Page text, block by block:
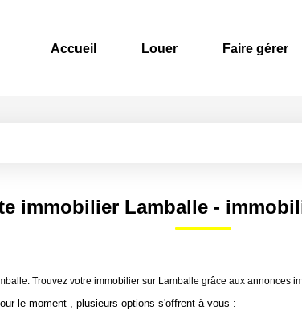
Accueil Louer Faire gérer
immobilier Lamballe -
Trouvez votre immobilier sur Lamballe grâce aux annonces
le moment , plusieurs options s'offrent à vous :